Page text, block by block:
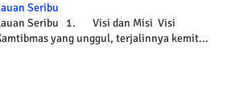
Seribu
Seribu 1. Visi dan Misi Visi
yang unggul, terjalinnya kemit...